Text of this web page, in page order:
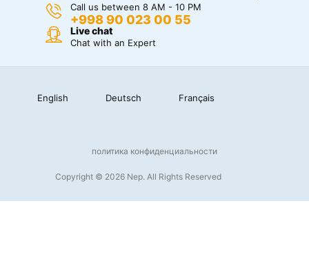
Call us between 8 AM - 10 PM
+998 90 023 00 55
Live chat
Chat with an Expert
English Deutsch Français
Copyright © 2026 Nep. All Rights Reserved
политика конфиденциальности